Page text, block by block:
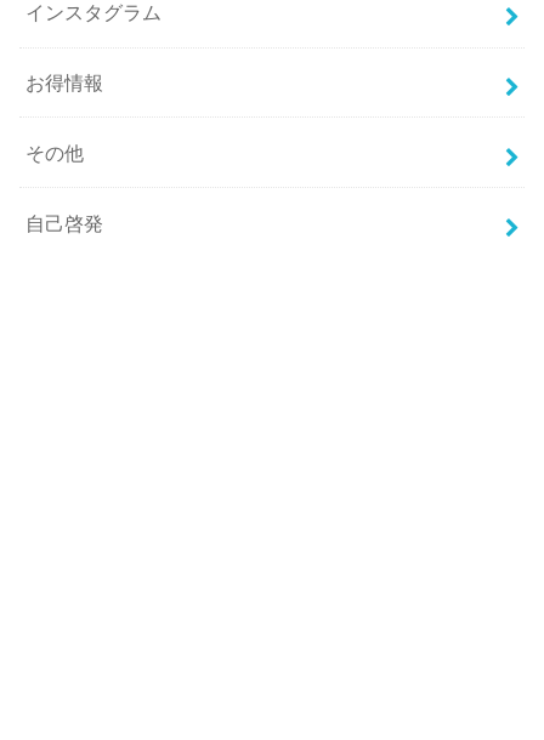
インスタグラム
お得情報
その他
自己啓発